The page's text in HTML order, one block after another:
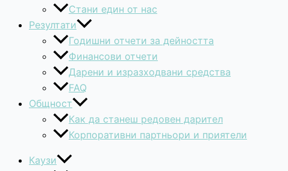
Стани един от нас
Резултати
Годишни отчети за дейността
Финансови отчети
Дарени и изразходвани средства
FAQ
Общност
Как да станеш редовен дарител
Корпоративни партньори и приятели
Каузи